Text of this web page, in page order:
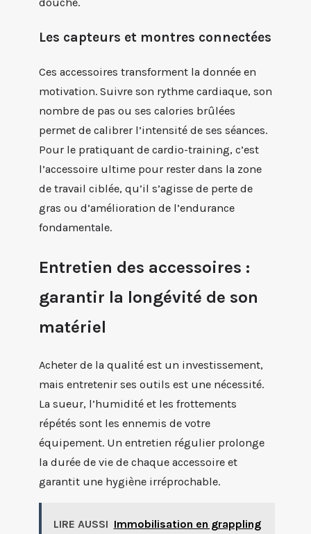
Les capteurs et montres connectées
Ces accessoires transforment la donnée en
motivation. Suivre son rythme cardiaque, son
nombre de pas ou ses calories brûlées
permet de calibrer l’intensité de ses séances.
Pour le pratiquant de cardio-training, c’est
l’accessoire ultime pour rester dans la zone
de travail ciblée, qu’il s’agisse de perte de
gras ou d’amélioration de l’endurance
fondamentale.
Entretien des accessoires :
garantir la longévité de son
matériel
Acheter de la qualité est un investissement,
mais entretenir ses outils est une nécessité.
La sueur, l’humidité et les frottements
répétés sont les ennemis de votre
équipement. Un entretien régulier prolonge
la durée de vie de chaque accessoire et
garantit une hygiène irréprochable.
LIRE AUSSI Immobilisation en grappling